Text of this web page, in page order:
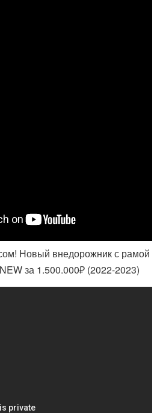
Новый внедорожник с рамой
за 1.500.000₽ (2022-2023)